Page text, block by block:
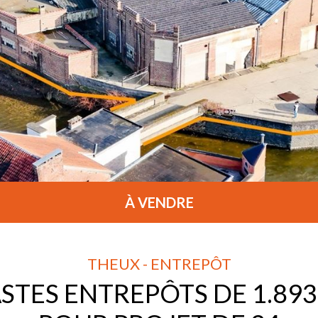
À VENDRE
THEUX - ENTREPÔT
ENTREPÔTS DE